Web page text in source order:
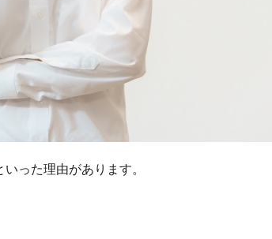
った理由があります。